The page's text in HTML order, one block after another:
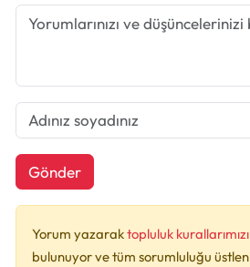
Gönder
Yorum yazaraktopluluk kurallarımızı
bulunuyor ve tüm sorumluluğu